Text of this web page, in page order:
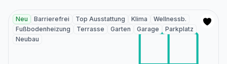
Neu Barrierefrei Top Ausstattung Klima
Wellnessb.
Fußbodenheizung
Terrasse Garten Garage
Parkplatz
Neubau